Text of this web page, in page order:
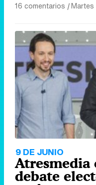
16 comentarios |Martes
9 DE JUNIO
Atresmedia
debate